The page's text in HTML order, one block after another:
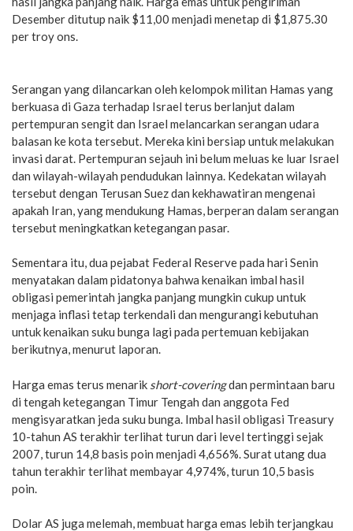
Desember ditutup naik $11,00 menjadi menetap di $1,875.30
per troy ons.
Serangan yang dilancarkan oleh kelompok militan Hamas yang
berkuasa di Gaza terhadap Israel terus berlanjut dalam
pertempuran sengit dan Israel melancarkan serangan udara
balasan ke kota tersebut. Mereka kini bersiap untuk melakukan
invasi darat. Pertempuran sejauh ini belum meluas ke luar Israel
dan wilayah-wilayah pendudukan lainnya. Kedekatan wilayah
tersebut dengan Terusan Suez dan kekhawatiran mengenai
apakah Iran, yang mendukung Hamas, berperan dalam serangan
tersebut meningkatkan ketegangan pasar.
Sementara itu, dua pejabat Federal Reserve pada hari Senin
menyatakan dalam pidatonya bahwa kenaikan imbal hasil
obligasi pemerintah jangka panjang mungkin cukup untuk
menjaga inflasi tetap terkendali dan mengurangi kebutuhan
untuk kenaikan suku bunga lagi pada pertemuan kebijakan
berikutnya, menurut laporan.
Harga emas terus menarik short-coveringdan permintaan baru
di tengah ketegangan Timur Tengah dan anggota Fed
mengisyaratkan jeda suku bunga. Imbal hasil obligasi Treasury
10-tahun AS terakhir terlihat turun dari level tertinggi sejak
2007, turun 14,8 basis poin menjadi 4,656%. Surat utang dua
tahun terakhir terlihat membayar 4,974%, turun 10,5 basis
poin.
Dolar AS juga melemah, membuat harga emas lebih terjangkau